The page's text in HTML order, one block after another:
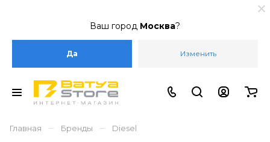
Ваш город Москва?
Да Изменить
Главная – Бренды – Diesel